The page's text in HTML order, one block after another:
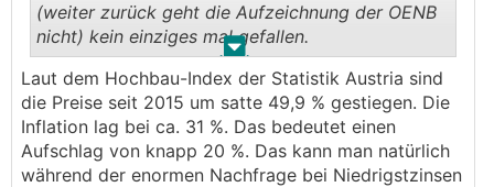
. .
(weiter zurück geht die Aufzeichnung der OENB
nicht) kein einziges mal gefallen.
2020 +1,1% (Inflation 1,4%)
2021 +9,4% (Inflation 2,8%)
2022 +11,0% (Inflation 8,6%)
2023 +1,3% (Inflation 7,9%)
Laut dem Hochbau-Index der Statistik Austria sind
die Preise seit 2015 um satte 49,9 % gestiegen. Die
Inflation lag bei ca. 31 %. Das bedeutet einen
Aufschlag von knapp 20 %. Das kann man natürlich
während der enormen Nachfrage bei Niedrigstzinsen